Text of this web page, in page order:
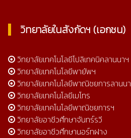
วิทยาลัยในสังกัดฯ (เอกชน)
วิทยาลัยเทคโนโลยีโปลิเทคนิคลานนาฯ
วิทยาลัยเทคโนโลยีพายัพฯ
วิทยาลัยเทคโนโลยีพาณิชยการลานนา
วิทยาลัยเทคโนโลยีเมโทร
วิทยาลัยเทคโนโลยีพาณิชยการฯ
วิทยาลัยอาชีวศึกษาจันทร์รวี
วิทยาลัยอาชีวศึกษานอร์ทฝาง